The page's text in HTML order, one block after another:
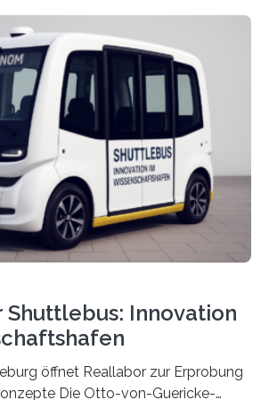
für Integrierte Schaltungen IIS
Umsetzung erforscht,
– Institut für Integrierte Produktion
anhand von
ob die dezentrale Steuerung
zentrale Steuerung. Dafür sucht
die Interesse daran haben,
ihrer Fabrik…
Shuttlebus: Innovation
öffnet Reallabor zur Erprobung
Die Otto-von-Guericke-